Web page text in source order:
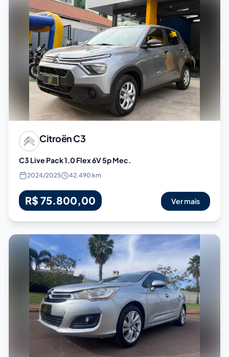
CitroënC3
C3 Live Pack 1.0 Flex 6V 5p Mec.
2024/2025 42.490 km
R$ 75.800,00 Ver mais